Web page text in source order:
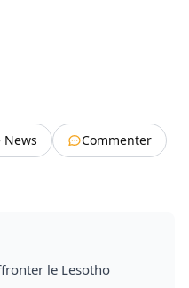
News
Commenter
le Lesotho